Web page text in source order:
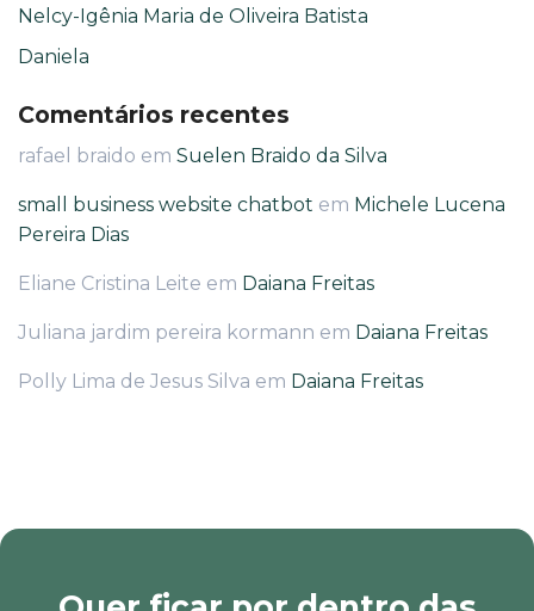
Nelcy-Igênia Maria de Oliveira Batista
Daniela
Comentários recentes
rafael braido em Suelen Braido da Silva
small business website chatbot em Michele Lucena
Pereira Dias
Eliane Cristina Leite em Daiana Freitas
Juliana jardim pereira kormann em Daiana Freitas
Polly Lima de Jesus Silva em Daiana Freitas